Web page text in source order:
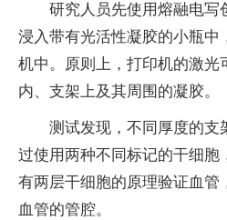
研究人员先使用熔融电写
浸入带有光活性凝胶的小瓶中
机中。原则上，打印机的激光
内、支架上及其周围的凝胶。
测试发现，不同厚度的支
过使用两种不同标记的干细胞
有两层干细胞的原理验证血管
血管的管腔。